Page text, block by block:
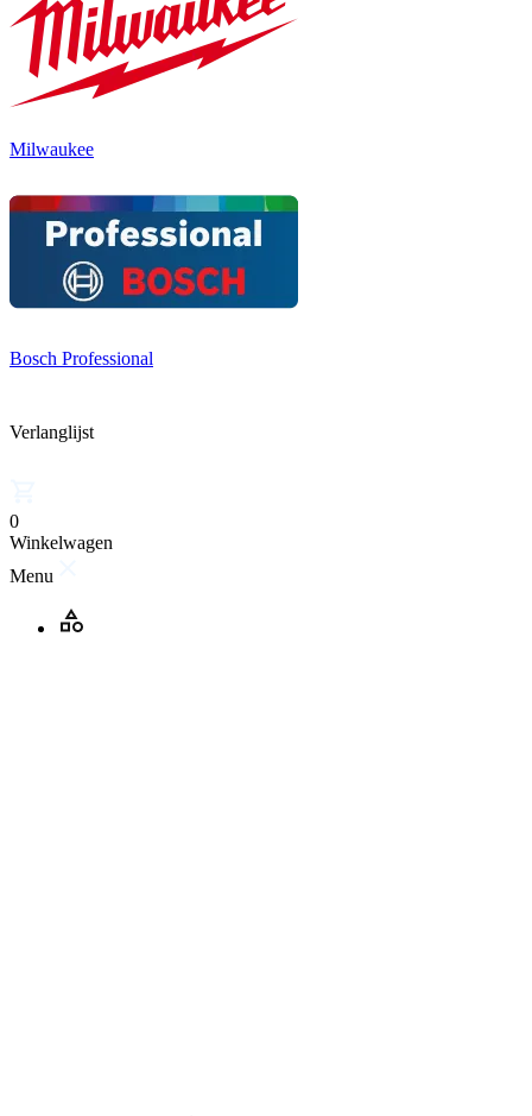
Milwaukee
Bosch Professional
Verlanglijst
0
Winkelwagen
Menu